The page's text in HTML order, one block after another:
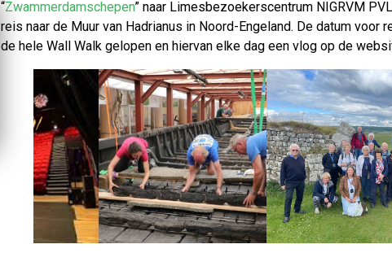
“Zwammerdamschepen” naar Limesbezoekerscentrum NIGRVM
reis naar de Muur van Hadrianus in Noord-Engeland. De datum
de hele Wall Walk gelopen en hiervan elke dag een vlog op de